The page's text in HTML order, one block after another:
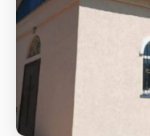
Вознесіння
храм